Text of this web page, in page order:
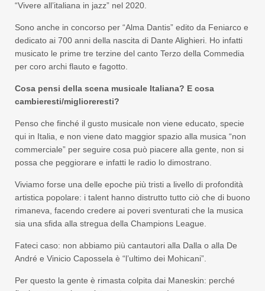
“Vivere all’italiana in jazz” nel 2020.
Sono anche in concorso per “Alma Dantis” edito da Feniarco e
dedicato ai 700 anni della nascita di Dante Alighieri. Ho infatti
musicato le prime tre terzine del canto Terzo della Commedia
per coro archi flauto e fagotto.
Cosa pensi della scena musicale Italiana? E cosa
cambieresti/miglioreresti?
Penso che finché il gusto musicale non viene educato, specie
qui in Italia, e non viene dato maggior spazio alla musica “non
commerciale” per seguire cosa può piacere alla gente, non si
possa che peggiorare e infatti le radio lo dimostrano.
Viviamo forse una delle epoche più tristi a livello di profondità
artistica popolare: i talent hanno distrutto tutto ciò che di buono
rimaneva, facendo credere ai poveri sventurati che la musica
sia una sfida alla stregua della Champions League.
Fateci caso: non abbiamo più cantautori alla Dalla o alla De
André e Vinicio Capossela è “l’ultimo dei Mohicani”.
Per questo la gente è rimasta colpita dai Maneskin: perché